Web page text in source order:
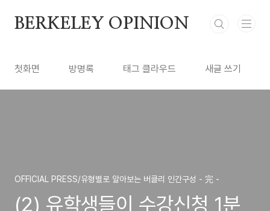
BERKELEY OPINION
첫화면 방명록 태그 클라우드 새글 쓰기
OFFICIAL PRESS/유형별로 알아보는 버클리 인간구성 - 完 -
(2) 유학생들이 수강신청 1분